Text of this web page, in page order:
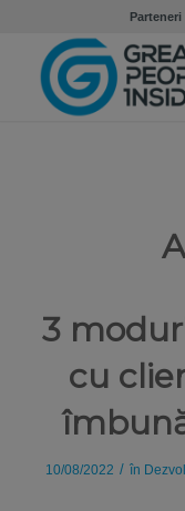
Parteneri
3
cu
10/08/2022 / în